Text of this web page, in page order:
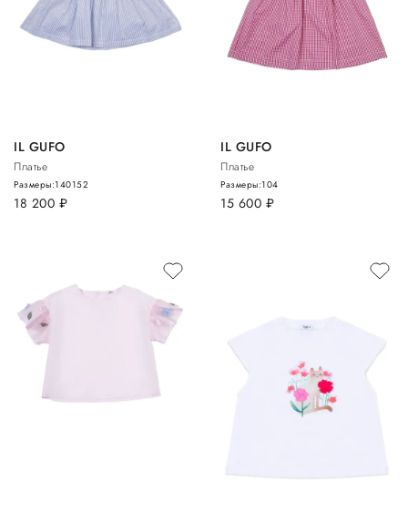
IL GUFO
Платье
18 200 руб.
Размеры:140152
IL GUFO
Платье
15 600 руб.
Размеры:104